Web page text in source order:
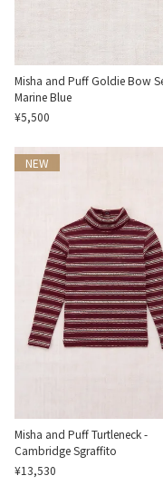
Misha and Puff Goldie Bow
Marine Blue
¥5,500
NEW
Misha and Puff Turtleneck -
Cambridge Sgraffito
¥13,530